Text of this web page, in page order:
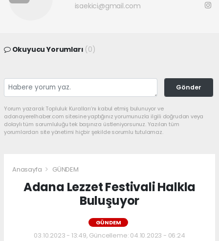
isaekici@gmail.com
Okuyucu Yorumları (0)
Gönder
Yorum yazarak Topluluk Kuralları’nı kabul etmiş bulunuyor ve
adanayerelhaber.com sitesine yaptığınız yorumunuzla ilgili doğrudan veya
dolaylı tüm sorumluluğu tek başınıza üstleniyorsunuz. Yazılan tüm
yorumlardan site yönetimi hiçbir şekilde sorumlu tutulamaz.
Anasayfa GÜNDEM
Adana Lezzet Festivali Halkla
Buluşuyor
GÜNDEM
03.10.2023 - 13:49, Güncelleme: 04.10.2023 - 06:24